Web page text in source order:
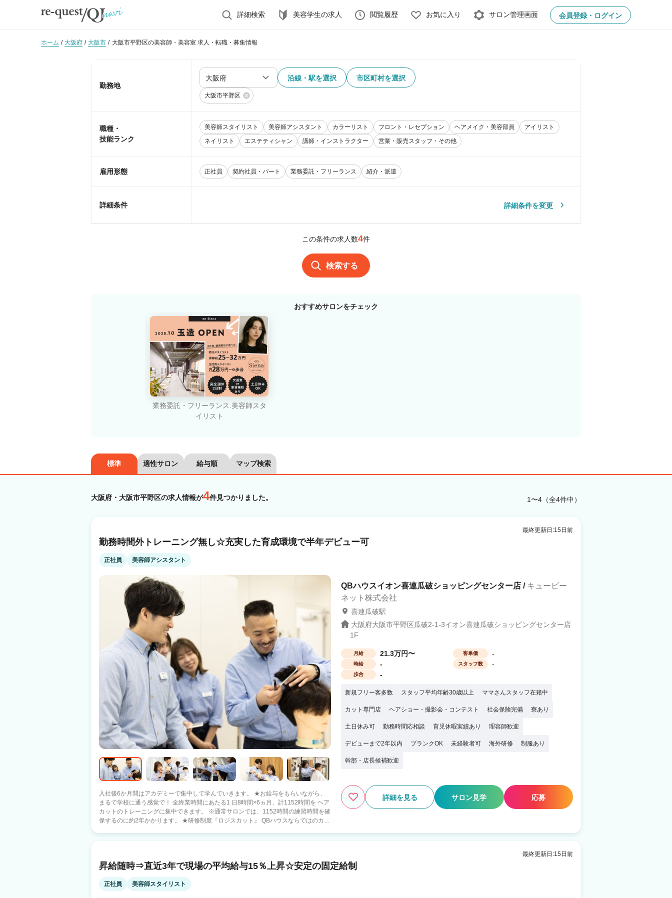
詳細検索 美容学生の求人 閲覧履歴 お気に入り サロン管理画面 会員登録・ログイン
ホーム 大阪府 大阪市 大阪市平野区の美容師・美容室 求人・転職・募集情報
勤務地
沿線・駅を選択 市区町村を選択
大阪市平野区
職種・
技能ランク
美容師スタイリスト 美容師アシスタント カラーリスト フロント・レセプション ヘアメイク・美容部員
アイリスト
ネイリスト
エステティシャン 講師・インストラクター 営業・販売スタッフ・その他
雇用形態 正社員 契約社員・パート 業務委託・フリーランス 紹介・派遣
詳細条件 詳細条件を変更
この条件の求人数4件
検索する
おすすめサロンをチェック
業務委託・フリーランス.美容師スタ
イリスト
標準 適性サロン 給与順 マップ検索
大阪府・大阪市平野区の求人情報が4件見つかりました。 1〜4（全4件中）
最終更新日:15日前
勤務時間外トレーニング無し☆充実した育成環境で半年デビュー可
正社員 美容師アシスタント
入社後6か月間はアカデミーで集中して学んでいきます。 ★お給与をもらいながら、
まるで学校に通う感覚で！ 全終業時間にあたる1 日8時間×6ヵ月、計1152時間を ヘア
カットのトレーニングに集中できます。 ※通常サロンでは、1152時間の練習時間を確
保するのに約2年かかります。 ★研修制度『ロジスカット』 QBハウスならではのカッ
す！ ▷第2新卒の方！ 練習時間が確保できない… 教育環境に恵まれていない… そんな
心部へ ◎ライフスタイルサポート制度 家賃補助 最大４万円 引越費用最大 10万円補助
入社1ヶ月後に 10万円支給 敷金・礼金・仲介手数料 不要 家具付き物件あり ※規定あ
QBハウスイオン喜連瓜破ショッピングセンター店 / キュービー
ネット株式会社
喜連瓜破駅
大阪府大阪市平野区瓜破2-1-3イオン喜連瓜破ショッピングセンター店
1F
月給 21.3万円〜 客単価 -
時給 - スタッフ数 -
歩合 -
新規フリー客多数 スタッフ平均年齢30歳以上 ママさんスタッフ在籍中
カット専門店 ヘアショー・撮影会・コンテスト 社会保険完備 寮あり
土日休み可 勤務時間応相談 育児休暇実績あり 理容師歓迎
デビューまで2年以内 ブランクOK 未経験者可 海外研修 制服あり
幹部・店長候補歓迎
詳細を見る サロン見学 応募
最終更新日:15日前
昇給随時⇒直近3年で現場の平均給与15％上昇☆安定の固定給制
正社員 美容師スタイリスト